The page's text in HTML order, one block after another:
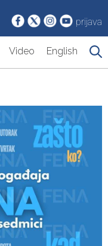
prijava
Video English